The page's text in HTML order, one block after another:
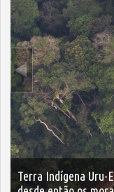
Terra Indígena Uru-